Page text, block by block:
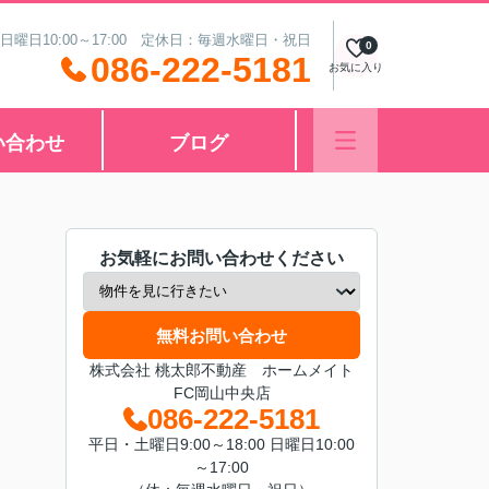
曜日10:00～17:00 定休日：毎週水曜日・祝日
086-222-5181 お気に入り
0
合わせ ブログ
お気軽にお問い合わせください
無料お問い合わせ
株式会社 桃太郎不動産 ホームメイト
FC岡山中央店
086-222-5181
平日・土曜日9:00～18:00 日曜日10:00
～17:00